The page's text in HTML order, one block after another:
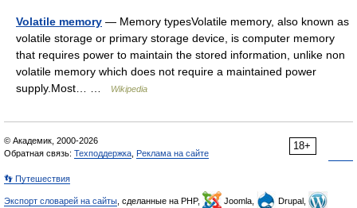
Volatile memory — Memory typesVolatile memory, also known as
volatile storage or primary storage device, is computer memory
that requires power to maintain the stored information, unlike non
volatile memory which does not require a maintained power
supply.Most… …
Wikipedia
18+
© Академик, 2000-2026
Обратная связь: Техподдержка Реклама на сайте
👣 Путешествия
Экспорт словарей на сайты , сделанные на PHP, Joomla, Drupal,